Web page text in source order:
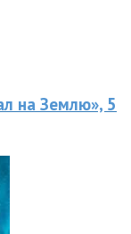
на Землю», 5